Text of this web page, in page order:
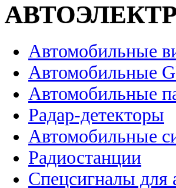
Автомобильные
Автомобильные
Автомобильные
Радар-детекторы
Автомобильные
Радиостанции
Спецсигналы для